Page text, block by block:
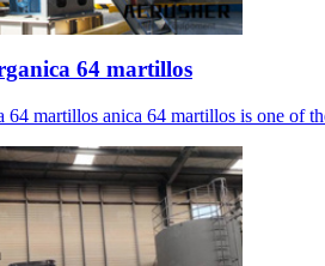
64 martillos
64 martillos anica 64 martillos is one of